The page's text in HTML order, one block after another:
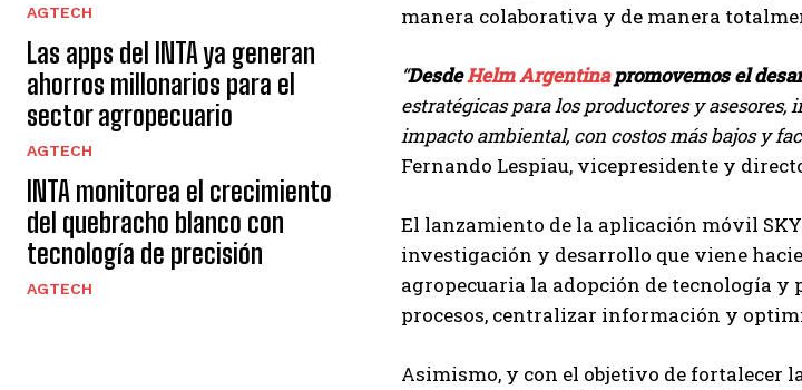
QUIERO
Leí y acepto laPolítica de Privacidad.
AGTECH
Las apps del INTA ya generan
ahorros millonarios para el
sector agropecuario
AGTECH
INTA monitorea el crecimiento
del quebracho blanco con
tecnología de precisión
AGTECH
manera colaborativa y de manera
“DesdeHelm Argentinapromovemos el
estratégicas para los productores y
impacto ambiental, con costos más bajos y
Fernando Lespiau, vicepresidente y
El lanzamiento de la aplicación móvil
investigación y desarrollo que viene
agropecuaria la adopción de tecnología
procesos, centralizar información y
Asimismo, y con el objetivo de fortalecer